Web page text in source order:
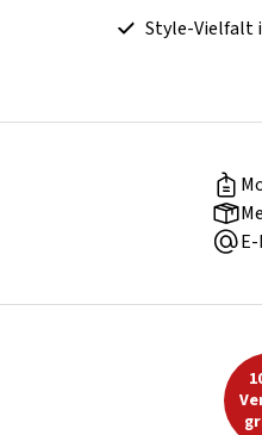
Style-Vielfalt